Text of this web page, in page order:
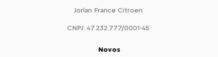
Jorlan France Citroen
CNPJ: 47.232.777/0001-45
Novos